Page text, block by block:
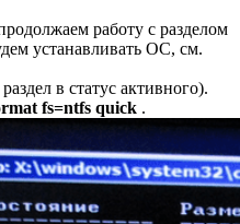
работу с разделом
устанавливать ОС, см.
в статус активного).
fs=ntfs quick .